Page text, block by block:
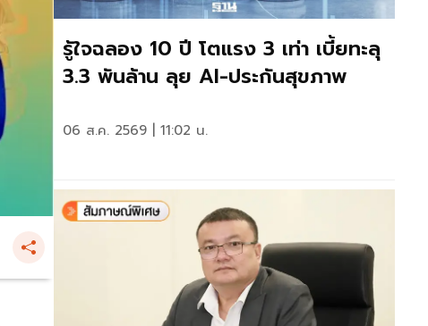
รู้ใจฉลอง 10 ปี โตแรง 3 เท่า เบี้ยทะลุ
3.3 พันล้าน ลุย AI-ประกันสุขภาพ
06 ส.ค. 2569 | 11:02 น.